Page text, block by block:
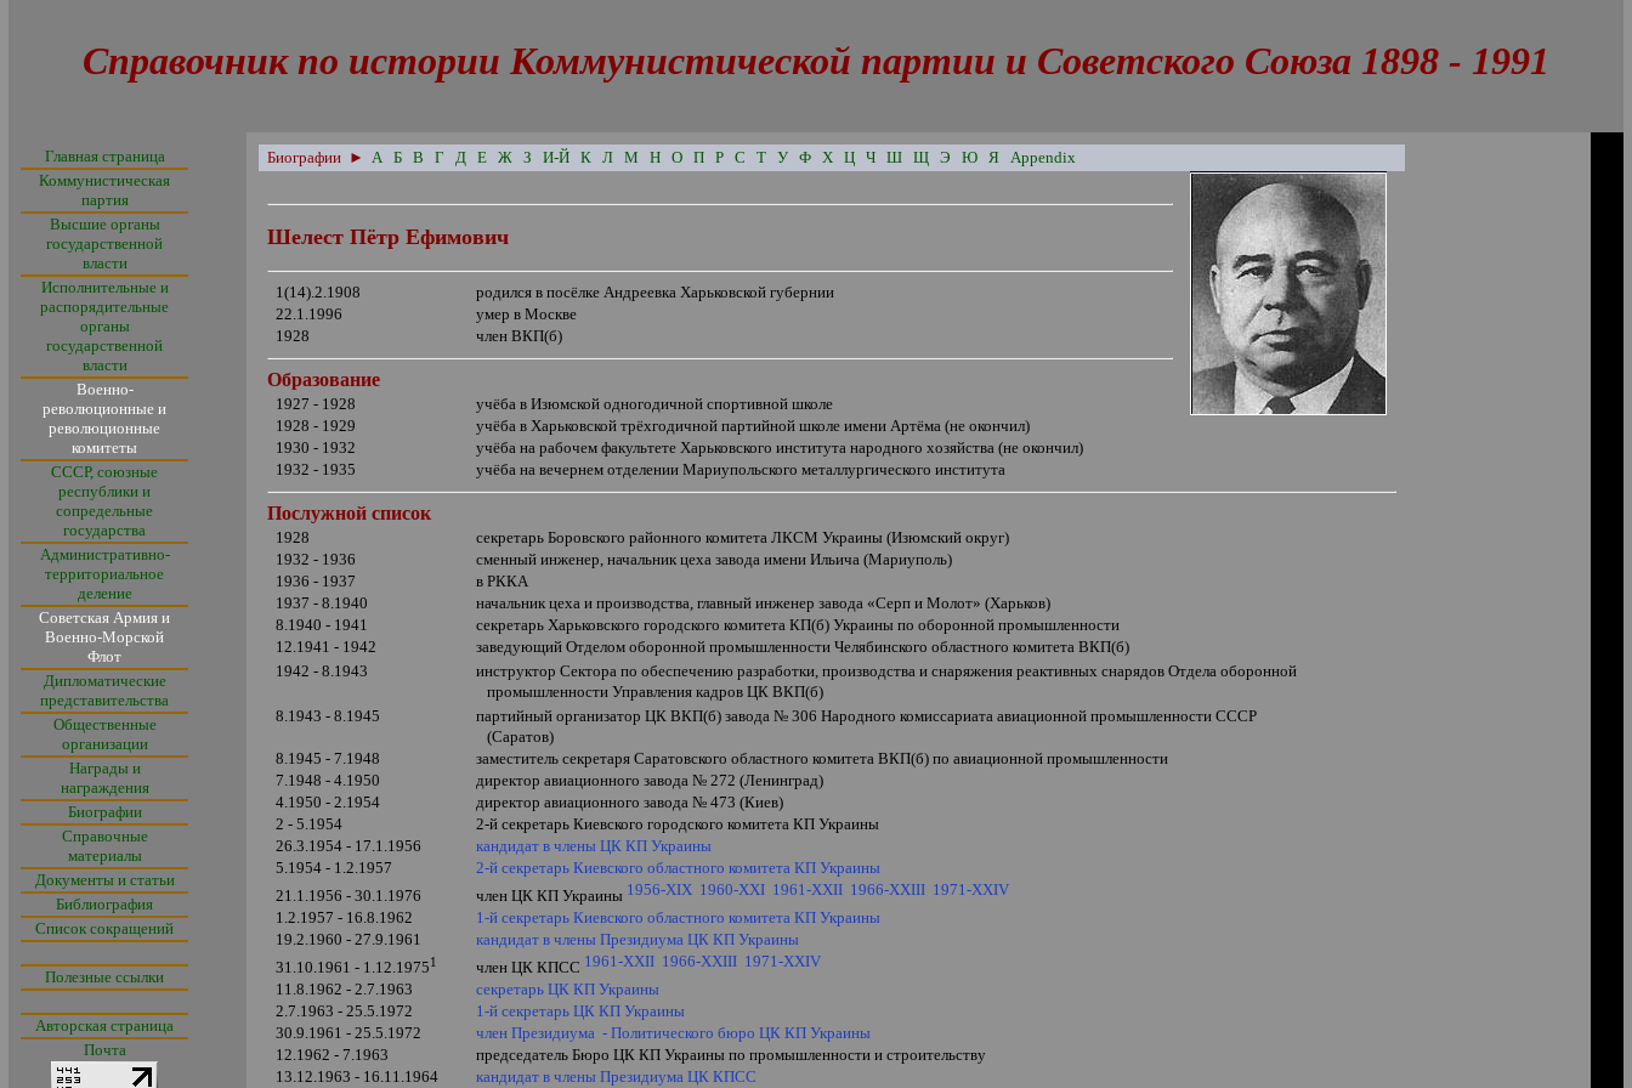
Справочник по истории Коммунистической партии и Советского Союза 1898 - 1991
Главная страница
Коммунистическая
партия
Высшие органы
государственной
власти
Исполнительные и
распорядительные
органы
государственной
власти
Военно-
революционные и
революционные
комитеты
СССР, союзные
республики и
сопредельные
государства
Административно-
территориальное
деление
Советская Армия и
Военно-Морской
Флот
Дипломатические
представительства
Общественные
организации
Награды и
награждения
Биографии
Справочные
материалы
Документы и статьи
Библиография
Список сокращений
Полезные ссылки
Авторская страница
Почта
Биографии ► А Б В Г Д Е Ж З И-Й К Л М Н О П Р С Т У Ф Х Ц Ч Ш Щ Э Ю Я Appendix
Шелест Пётр Ефимович
1(14).2.1908
родился в посёлке Андреевка Харьковской губернии
22.1.1996
умер в Москве
1928
член ВКП(б)
Образование
1927 - 1928
учёба в Изюмской одногодичной спортивной школе
1928 - 1929
учёба в Харьковской трёхгодичной партийной школе имени Артёма (не окончил)
1930 - 1932
учёба на рабочем факультете Харьковского института народного хозяйства (не окончил)
1932 - 1935
учёба на вечернем отделении Мариупольского металлургического института
Послужной список
1928
секретарь Боровского районного комитета ЛКСМ Украины (Изюмский округ)
1932 - 1936
сменный инженер, начальник цеха завода имени Ильича (Мариуполь)
1936 - 1937
в РККА
1937 - 8.1940
начальник цеха и производства, главный инженер завода«Серп и Молот» (Харьков)
8.1940 - 1941
секретарь Харьковского городского комитета КП(б) Украины по оборонной промышленности
12.1941 - 1942
заведующий Отделом оборонной промышленности Челябинского областного комитета ВКП(б)
1942 - 8.1943
инструктор Сектора по обеспечению разработки, производства и снаряжения реактивных снарядов Отдела оборонной
промышленности Управления кадров ЦК ВКП(б)
8.1943 - 8.1945
партийный организатор ЦК ВКП(б) завода № 306 Народного комиссариата авиационной промышленности СССР
(Саратов)
8.1945 - 7.1948
заместитель секретаря Саратовского областного комитета ВКП(б) по авиационной промышленности
7.1948 - 4.1950
директор авиационного завода № 272 (Ленинград)
4.1950 - 2.1954
директор авиационного завода № 473 (Киев)
2 - 5.1954
2-й секретарь Киевского городского комитета КП Украины
26.3.1954 - 17.1.1956
кандидат в члены ЦК КП Украины
5.1954 - 1.2.1957
2-й секретарь Киевского областного комитета КП Украины
21.1.1956 - 30.1.1976
член ЦК КП Украины 1956-XIX 1960-XXI 1961-XXII 1966-XXIII 1971-XXIV
1.2.1957 - 16.8.1962
1-й секретарь Киевского областного комитета КПУкраины
19.2.1960 - 27.9.1961
кандидат в члены Президиума ЦК КП Украины
31.10.1961 - 1.12.19751 член ЦК КПСС 1961-XXII 1966-XXIII 1971-XXIV
11.8.1962 -2.7.1963 секретарь ЦК КПУкраины
2.7.1963 - 25.5.1972
1-й секретарь ЦК КПУкраины
30.9.1961 - 25.5.1972
член Президиума - Политического бюро ЦК КП Украины
12.1962 - 7.1963
председатель Бюро ЦК КП Украины по промышленности и строительству
13.12.1963 - 16.11.1964
кандидат в члены Президиума ЦК КПСС